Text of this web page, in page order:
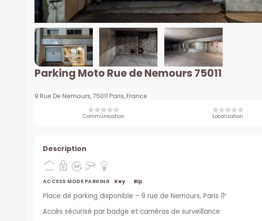
Parking Moto Rue de Nemours 75011
9 Rue De Nemours, 75011 Paris, France
Communication Localization
Description
ACCESS MODE PARKING Key Bip
Place de parking disponible – 9 rue de Nemours, Paris 11ᵉ
Accès sécurisé par badge et caméras de surveillance